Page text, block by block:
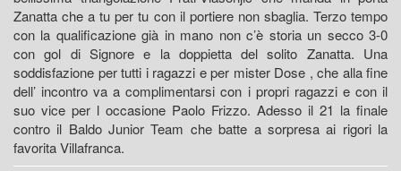
Zanatta che a tu per tu con il portiere non sbaglia. Terzo tempo
con la qualificazione già in mano non c’è storia un secco 3-0
con gol di Signore e la doppietta del solito Zanatta. Una
soddisfazione per tutti i ragazzi e per mister Dose , che alla fine
dell’ incontro va a complimentarsi con i propri ragazzi e con il
suo vice per l occasione Paolo Frizzo. Adesso il 21 la finale
contro il Baldo Junior Team che batte a sorpresa ai rigori la
favorita Villafranca.